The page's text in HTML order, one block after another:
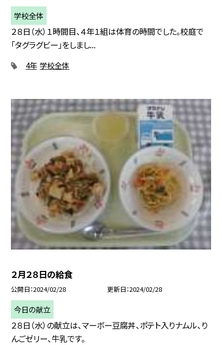
学校全体
２８日（水）１時間目、４年１組は体育の時間でした。校庭で
「タグラグビー」をしまし...
4年 学校全体
２月２８日の給食
公開日 2024/02/28 更新日 2024/02/28
今日の献立
２８日（水）の献立は、マーボー豆腐丼、ポテト入りナムル、り
んごゼリー、牛乳です。